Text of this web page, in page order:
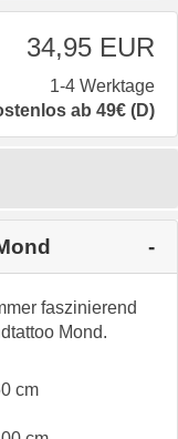
34,95 EUR
1-4 Werktage
ab 49€ (D)
faszinierend
Mond.
cm